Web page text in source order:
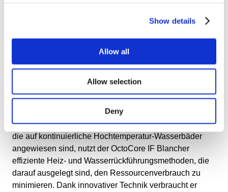
Show details
Allow all
Allow selection
Deny
Wärmeübertragung und ermöglicht eine genaue
eingestellten Temperaturen. Das Wasser fällt nur durch
Produktqualität nicht beeinträchtigt wird. Außerdem dient
das Rainshower-System zur Reinigung des Produkts.
Optimierter Wasserverbrauch
Im Gegensatz zu herkömmlichen Blanchiersystemen,
die auf kontinuierliche Hochtemperatur-Wasserbäder
angewiesen sind, nutzt der OctoCore IF Blancher
effiziente Heiz- und Wasserrückführungsmethoden, die
darauf ausgelegt sind, den Ressourcenverbrauch zu
minimieren. Dank innovativer Technik verbraucht er